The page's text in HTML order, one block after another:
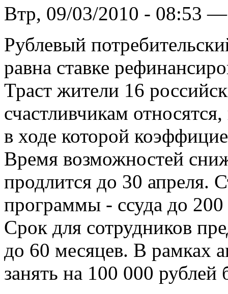
Втр, 09/03/2010 - 08:53
Рублевый
равна ставке
Траст жители 16
счастливчикам
в ходе которой
Время возможностей
продлится до 30 апреля.
программы - ссуда до
Срок для сотрудников
до 60 месяцев. В рамках
занять на 100 000